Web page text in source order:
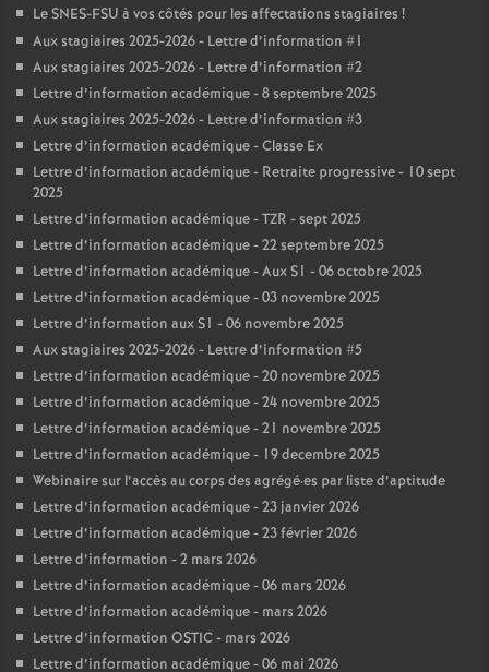
Le SNES-FSU à vos côtés pour les affectations stagiaires !
Aux stagiaires 2025-2026 - Lettre d’information #1
Aux stagiaires 2025-2026 - Lettre d’information #2
Lettre d’information académique - 8 septembre 2025
Aux stagiaires 2025-2026 - Lettre d’information #3
Lettre d’information académique - Classe Ex
Lettre d’information académique - Retraite progressive - 10 sept
2025
Lettre d’information académique - TZR - sept 2025
Lettre d’information académique - 22 septembre 2025
Lettre d’information académique - Aux S1 - 06 octobre 2025
Lettre d’information académique - 03 novembre 2025
Lettre d’information aux S1 - 06 novembre 2025
Aux stagiaires 2025-2026 - Lettre d’information #5
Lettre d’information académique - 20 novembre 2025
Lettre d’information académique - 24 novembre 2025
Lettre d’information académique - 21 novembre 2025
Lettre d’information académique - 19 decembre 2025
Webinaire sur l’accès au corps des agrégé·es par liste d’aptitude
Lettre d’information académique - 23 janvier 2026
Lettre d’information académique - 23 février 2026
Lettre d’information - 2 mars 2026
Lettre d’information académique - 06 mars 2026
Lettre d’information académique - mars 2026
Lettre d’information OSTIC - mars 2026
Lettre d’information académique - 06 mai 2026